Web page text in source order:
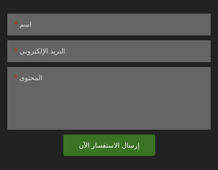
اسم
البريد الإلكتروني
المحتوى
إرسال الاستفسار الآن